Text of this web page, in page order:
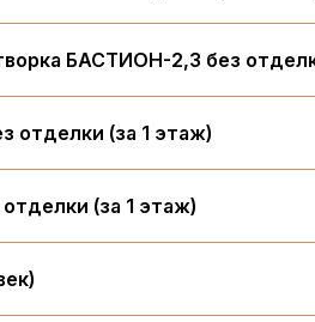
БАСТИОН-2,3 без
отделки (за 1 этаж)
(за 1 этаж)